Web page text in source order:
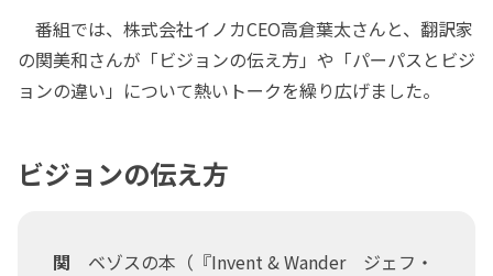
番組では、株式会社イノカCEO高倉葉太さんと、翻訳家
の関美和さんが「ビジョンの伝え方」や「パーパスとビジ
ョンの違い」について熱いトークを繰り広げました。
ビジョンの伝え方
関 ベゾスの本（『Invent & Wander ジェフ・